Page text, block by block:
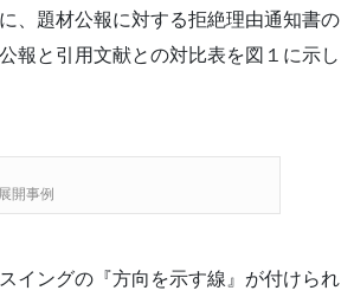
、題材公報に対する拒絶理由通知書の
報と引用文献との対比表を図１に示し
開事例
イングの『方向を示す線』が付けられ